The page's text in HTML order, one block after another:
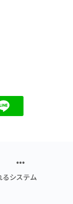
ュ
ー
システム